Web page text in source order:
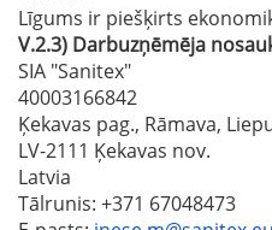
Līgums ir piešķirts
V.2.3) Darbuzņēmēja
SIA "Sanitex"
40003166842
Ķekavas pag., Rāmava,
LV-2111 Ķekavas nov.
Latvia
Tālrunis: +371 67048473